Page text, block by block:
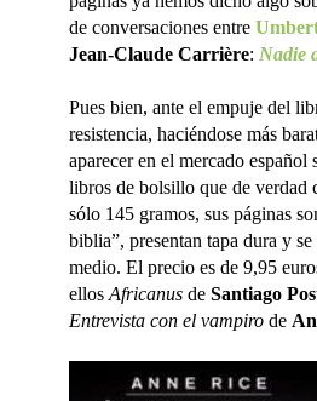
de conversaciones entre
Jean-Claude Carrière: Nadie
Pues bien, ante el empuje del
resistencia, haciéndose más
aparecer en el mercado
libros de bolsillo que de verdad
sólo 145 gramos, sus páginas
biblia”, presentan tapa dura y
medio. El precio es de 9,95
ellos Africanus de Santiago
Entrevista con el vampiro de